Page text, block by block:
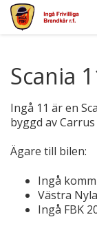
Scania
Ingå 11 är en
byggd av
Ägare till bilen:
Ingå
Västra
Ingå FBK